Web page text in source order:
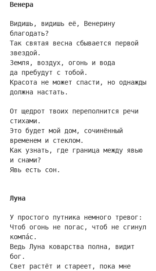
Венера
Видишь, видишь её, Венерину
благодать?
Так святая весна сбывается первой
звездой.
Земля, воздух, огонь и вода
да пребудут с тобой.
Красота не может спасти, но однажды
должна настать.
От щедрот твоих переполнится речи
стихами.
Это будет мой дом, сочинённый
временем и стеклом.
Как узнать, где граница между явью
и снами?
Явь есть сон.
Луна
У простого путника немного тревог:
Чтоб огонь не погас, чтоб не сгинул
компа́с.
Ведь Луна коварства полна, видит
бог.
Свет растёт и стареет, пока мне